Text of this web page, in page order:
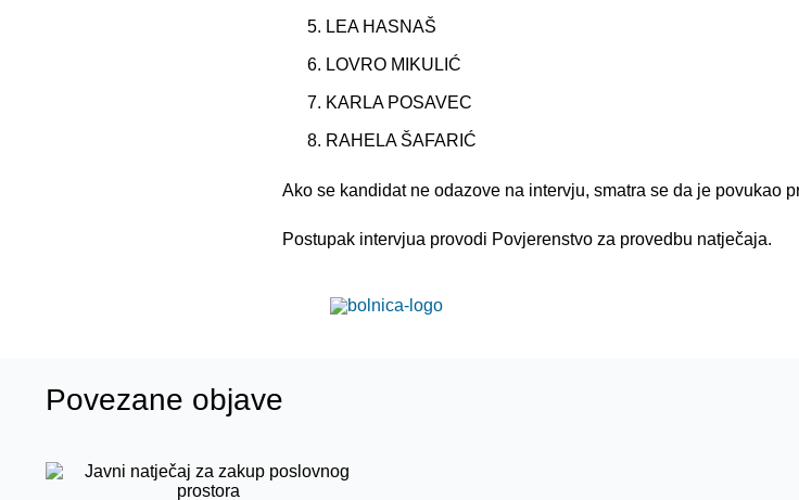
LEA HASNAŠ
LOVRO MIKULIĆ
KARLA POSAVEC
RAHELA ŠAFARIĆ
Ako se kandidat ne odazove na intervju, smatra se da je povukao
Postupak intervjua provodi Povjerenstvo za provedbu natječaja.
Povezane objave